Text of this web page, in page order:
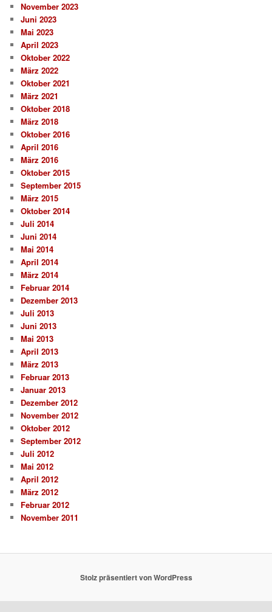
November 2023
Juni 2023
Mai 2023
April 2023
Oktober 2022
März 2022
Oktober 2021
März 2021
Oktober 2018
März 2018
Oktober 2016
April 2016
März 2016
Oktober 2015
September 2015
März 2015
Oktober 2014
Juli 2014
Juni 2014
Mai 2014
April 2014
März 2014
Februar 2014
Dezember 2013
Juli 2013
Juni 2013
Mai 2013
April 2013
März 2013
Februar 2013
Januar 2013
Dezember 2012
November 2012
Oktober 2012
September 2012
Juli 2012
Mai 2012
April 2012
März 2012
Februar 2012
November 2011
Stolz präsentiert von WordPress